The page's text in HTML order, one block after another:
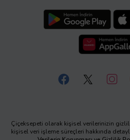
Çiçeksepeti olarak kişisel verilerinizin
kişisel veri işleme süreçleri hakkında